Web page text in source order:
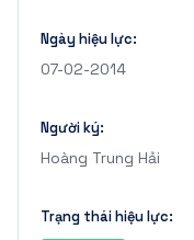
Ngày hiệu lực:
07-02-2014
Người ký:
Hoàng Trung Hải
Trạng thái hiệu lực: